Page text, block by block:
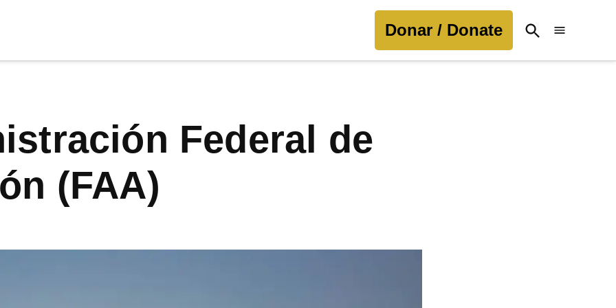
Donar
Donar / Donate
Open
Search
(FAA)